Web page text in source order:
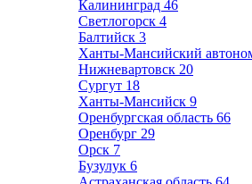
Калининград 46
Светлогорск 4
Балтийск 3
Ханты-Мансийский
Нижневартовск 20
Сургут 18
Ханты-Мансийск 9
Оренбургская область 66
Оренбург 29
Орск 7
Бузулук 6